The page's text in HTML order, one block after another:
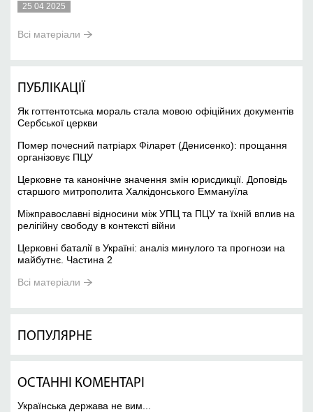
25 04 2025
Всі матеріали
ПУБЛІКАЦІЇ
Як готтентотська мораль стала мовою офіційних документів
Сербської церкви
Помер почесний патріарх Філарет (Денисенко): прощання
організовує ПЦУ
Церковне та канонічне значення змін юрисдикції. Доповідь
старшого митрополита Халкідонського Еммануїла
Міжправославні відносини між УПЦ та ПЦУ та їхній вплив на
релігійну свободу в контексті війни
Церковні баталії в Україні: аналіз минулого та прогнози на
майбутнє. Частина 2
Всі матеріали
ПОПУЛЯРНЕ
ОСТАННІ КОМЕНТАРІ
Українська держава не вим...